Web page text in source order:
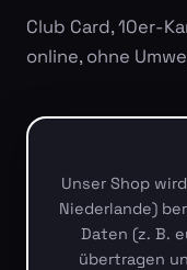
Club Card, 10er-
online, ohne
Unser Shop
Niederlande)
Daten (z. B.
übertragen